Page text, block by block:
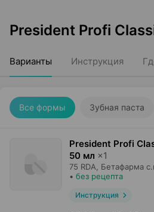
President Profi
Варианты Инструкция
Все формы Зубная паста
President Profi
50 мл ×1
75 RDA, Бетафарма
• без рецепта
Инструкция